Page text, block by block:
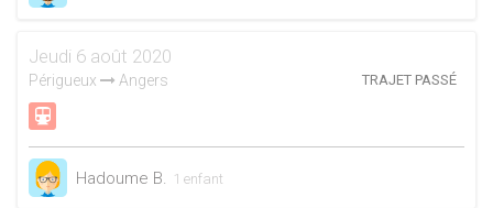
Jeudi 6 août 2020
Périgueux Angers TRAJET PASSÉ
Hadoume B. 1 enfant